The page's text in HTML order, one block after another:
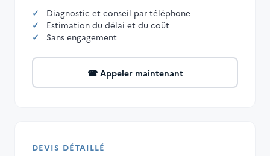
Diagnostic et conseil par téléphone
Estimation du délai et du coût
Sans engagement
☎ Appeler maintenant
DEVIS DÉTAILLÉ